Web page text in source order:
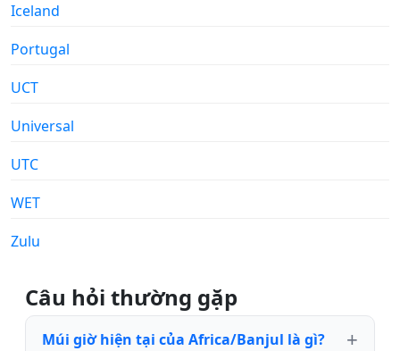
Iceland
Portugal
UCT
Universal
UTC
WET
Zulu
Câu hỏi thường gặp
Múi giờ hiện tại của Africa/Banjul là gì?